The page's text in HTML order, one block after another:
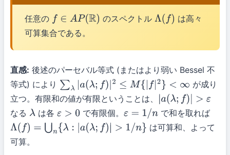
任意の f∈A P(R) のスペクトルΛ(f)
は高々
可算集合である。
直感: 後述のパーセバル等式 (またはより弱い Bessel 不
等式) により ∑λ|a λ;f)|2 ≤M{ f|2 }<∞
が成り
立つ。有限和の値が有限ということは、
a(λ;f )|>
なる λは各 ε>0 で有限個。 ε=1/ n
で和を取れば
Λ(f)= ⋃n {λ:|a(λ; ) >1/n}
は可算和、よって
可算。